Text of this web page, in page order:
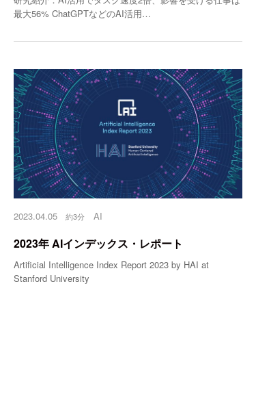
最大56% ChatGPTなどのAI活用…
2023.04.05 約3分 AI
2023年 AIインデックス・レポート
Artificial Intelligence Index Report 2023 by HAI at
Stanford University